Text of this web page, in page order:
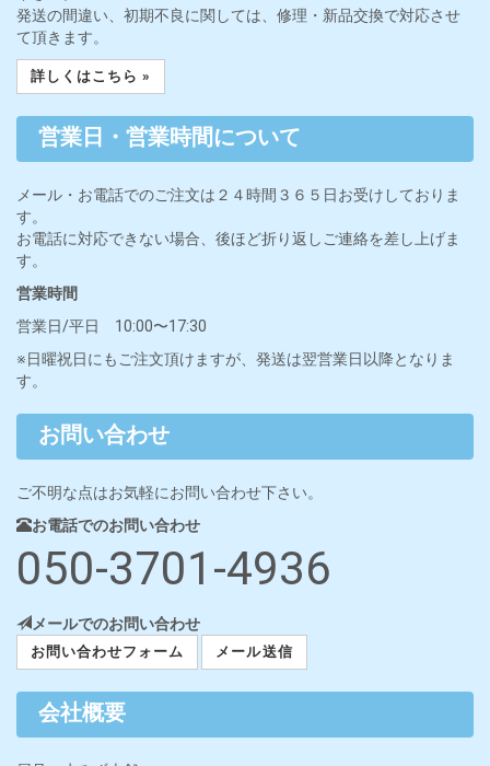
発送の間違い、初期不良に関しては、修理・新品交換で対応させ
て頂きます。
詳しくはこちら »
営業日・営業時間について
メール・お電話でのご注文は２４時間３６５日お受けしておりま
す。
お電話に対応できない場合、後ほど折り返しご連絡を差し上げま
す。
営業時間
営業日/平日 10:00〜17:30
※日曜祝日にもご注文頂けますが、発送は翌営業日以降となりま
す。
お問い合わせ
ご不明な点はお気軽にお問い合わせ下さい。
お電話でのお問い合わせ
050-3701-4936
メールでのお問い合わせ
お問い合わせフォーム メール送信
会社概要